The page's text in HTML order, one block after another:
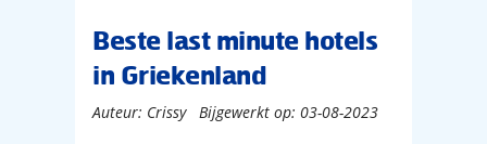
Beste last minute hotels
in Griekenland
Auteur: Crissy Bijgewerkt op: 03-08-2023